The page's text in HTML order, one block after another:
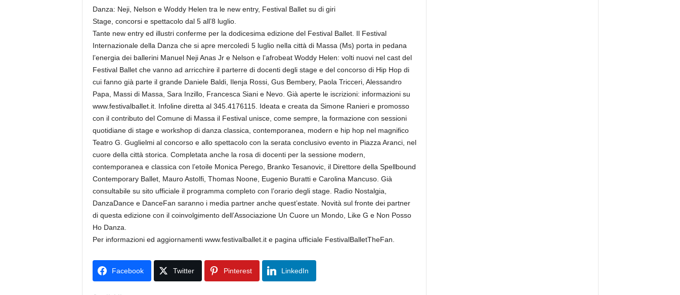
Danza: Neji, Nelson e Woddy Helen tra le new entry, Festival Ballet su di giri
Stage, concorsi e spettacolo dal 5 all’8 luglio.
Tante new entry ed illustri conferme per la dodicesima edizione del Festival Ballet. Il Festival
Internazionale della Danza che si apre mercoledì 5 luglio nella città di Massa (Ms) porta in pedana
l’energia dei ballerini Manuel Neji Anas Jr e Nelson e l’afrobeat Woddy Helen: volti nuovi nel cast del
Festival Ballet che vanno ad arricchire il parterre di docenti degli stage e del concorso di Hip Hop di
cui fanno già parte il grande Daniele Baldi, Ilenja Rossi, Gus Bembery, Paola Tricceri, Alessandro
Papa, Massi di Massa, Sara Inzillo, Francesca Siani e Nevo. Già aperte le iscrizioni: informazioni su
www.festivalballet.it. Infoline diretta al 345.4176115. Ideata e creata da Simone Ranieri e promosso
con il contributo del Comune di Massa il Festival unisce, come sempre, la formazione con sessioni
quotidiane di stage e workshop di danza classica, contemporanea, modern e hip hop nel magnifico
Teatro G. Guglielmi al concorso e allo spettacolo con la serata conclusivo evento in Piazza Aranci, nel
cuore della città storica. Completata anche la rosa di docenti per la sessione modern,
contemporanea e classica con l’etoile Monica Perego, Branko Tesanovic, il Direttore della Spellbound
Contemporary Ballet, Mauro Astolfi, Thomas Noone, Eugenio Buratti e Carolina Mancuso. Già
consultabile su sito ufficiale il programma completo con l’orario degli stage. Radio Nostalgia,
DanzaDance e DanceFan saranno i media partner anche quest’estate. Novità sul fronte dei partner
di questa edizione con il coinvolgimento dell’Associazione Un Cuore un Mondo, Like G e Non Posso
Ho Danza.
Per informazioni ed aggiornamenti www.festivalballet.it e pagina ufficiale FestivalBalletTheFan.
Facebook Twitter Pinterest LinkedIn